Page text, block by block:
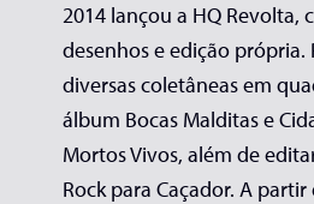
2014 lançou a HQ Revolta,
desenhos e edição
diversas coletâneas em
álbum Bocas Malditas e
Mortos Vivos, além de
Rock para Caçador. A